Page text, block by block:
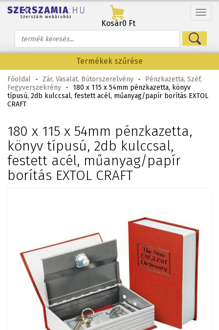
Menü
Kosár0 Ft
Termékek szűrése
Főoldal - Zár, Vasalat, Bútorszerelvény -
Pénzkazetta, Széf,
Fegyverszekrény -
180 x 115 x 54mm pénzkazetta, könyv
típusú, 2db kulccsal, festett acél, műanyag/papír borítás EXTOL
CRAFT
180 x 115 x 54mm pénzkazetta,
könyv típusú, 2db kulccsal,
festett acél, műanyag/papír
borítás EXTOL CRAFT